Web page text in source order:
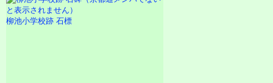
柳池小学校跡 石標